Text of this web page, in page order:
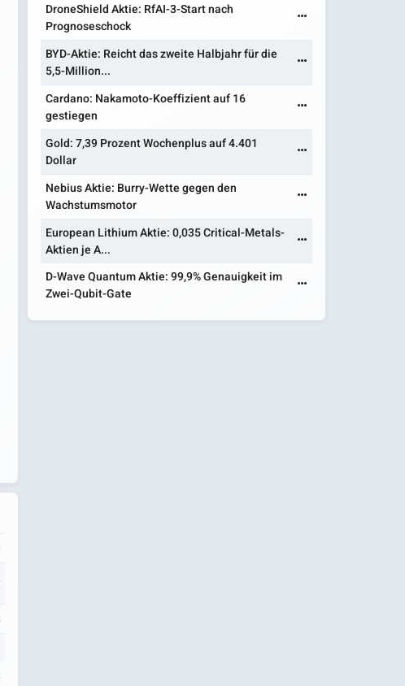
DroneShield Aktie: RfAI-3-Start nach
Prognoseschock
BYD-Aktie: Reicht das zweite Halbjahr für die
5,5-Million...
Cardano: Nakamoto-Koeffizient auf 16
gestiegen
Gold: 7,39 Prozent Wochenplus auf 4.401
Dollar
Nebius Aktie: Burry-Wette gegen den
Wachstumsmotor
European Lithium Aktie: 0,035 Critical-Metals-
Aktien je A...
D-Wave Quantum Aktie: 99,9% Genauigkeit im
Zwei-Qubit-Gate